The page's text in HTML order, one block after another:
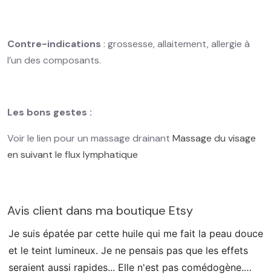
Contre-indications : grossesse, allaitement, allergie à
l’un des composants.
Les bons gestes :
Voir le lien pour un massage drainant Massage du visage
en suivant le flux lymphatique
Avis client dans ma boutique Etsy
Je suis épatée par cette huile qui me fait la peau douce
et le teint lumineux. Je ne pensais pas que les effets
seraient aussi rapides... Elle n'est pas comédogène.